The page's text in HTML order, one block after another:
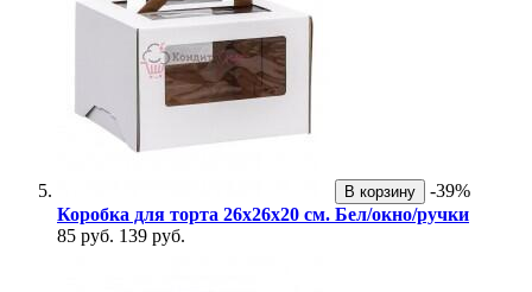
В корзину
-39%
Коробка для торта 26х26х20 см. Бел/окно/ручки
85 руб. 139 руб.